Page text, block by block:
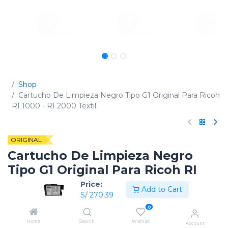
Price:
S/ 270.39
Add to Cart
Home Search
0
Wishlist Account
Shop
Cartucho De Limpieza Negro Tipo G1 Original Para Ricoh
RI 1000 - RI 2000 Textil
ORIGINAL
Cartucho De Limpieza Negro
Tipo G1 Original Para Ricoh RI
1000 - RI 2000 Textil
(0 reseña)
Código:342522